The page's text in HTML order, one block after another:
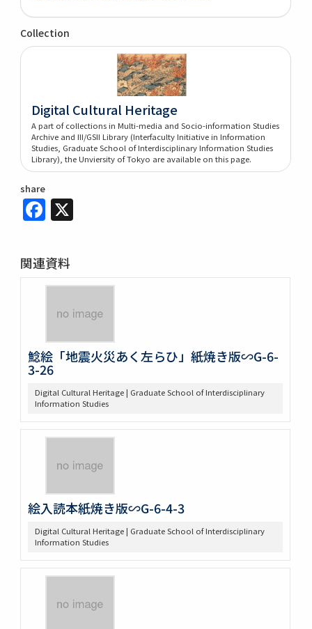
Collection
Digital Cultural Heritage
A part of collections in Multi-media and Socio-information Studies
Archive and III/GSII Library (Interfaculty Initiative in Information
Studies, Graduate School of Interdisciplinary Information Studies
Library), the Unviersity of Tokyo are available on this page.
share
Facebook
関連資料
鯰絵「地震火災あく左らひ」紙焼き版∽G-6-
3-26
Digital Cultural Heritage | Graduate School of Interdisciplinary
Information Studies
絵入読本紙焼き版∽G-6-4-3
Digital Cultural Heritage | Graduate School of Interdisciplinary
Information Studies